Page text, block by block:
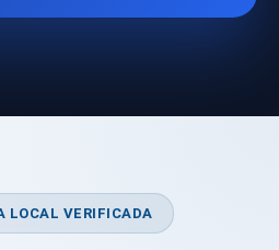
LOCAL VERIFICADA